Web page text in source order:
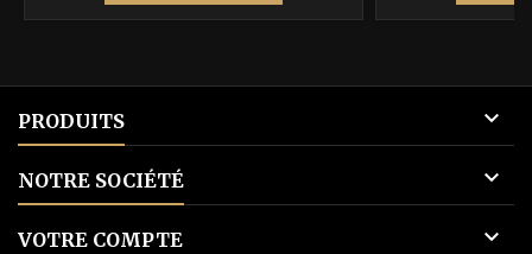
base
PRODUITS 
NOTRE SOCIÉTÉ 
VOTRE COMPTE 